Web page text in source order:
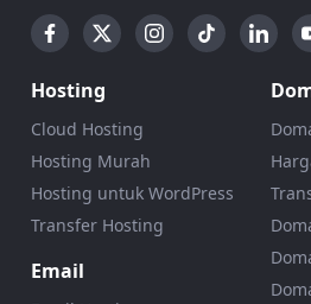
Hosting
Cloud Hosting
Hosting Murah
Hosting untuk WordPress
Transfer Hosting
Email